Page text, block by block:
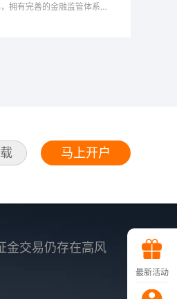
拥有完善的金融监管体系，
马上开户
金交易仍存在高风
最新活动